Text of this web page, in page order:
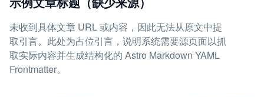
未收到具体文章 URL 或内容，因此无法从原文中提
取引言。此处为占位引言，说明系统需要源页面以抓
取实际内容并生成结构化的 Astro Markdown YAML
Frontmatter。